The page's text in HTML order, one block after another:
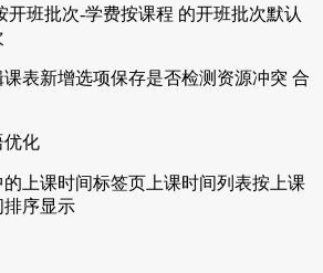
开班批次-学费按课程 的开班批次默认
表新增选项保存是否检测资源冲突 合
优化
上课时间标签页上课时间列表按上课
排序显示